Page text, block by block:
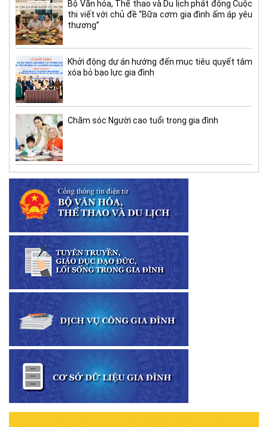
Bộ Văn hóa, Thể thao và Du lịch phát động Cuộc
thi viết với chủ đề “Bữa cơm gia đình ấm áp yêu
thương”
Khởi động dự án hướng đến mục tiêu quyết tâm
xóa bỏ bạo lực gia đình
Chăm sóc Người cao tuổi trong gia đình